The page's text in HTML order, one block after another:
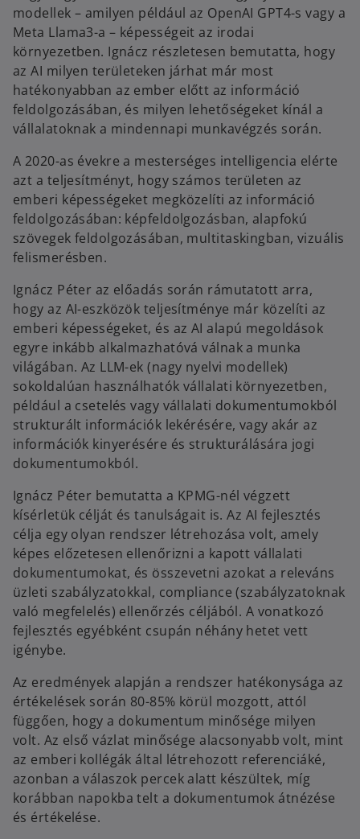
modellek – amilyen például az OpenAI GPT4-s vagy a
Meta Llama3-a – képességeit az irodai
környezetben. Ignácz részletesen bemutatta, hogy
az AI milyen területeken járhat már most
hatékonyabban az ember előtt az információ
feldolgozásában, és milyen lehetőségeket kínál a
vállalatoknak a mindennapi munkavégzés során.
A 2020-as évekre a mesterséges intelligencia elérte
azt a teljesítményt, hogy számos területen az
emberi képességeket megközelíti az információ
feldolgozásában: képfeldolgozásban, alapfokú
szövegek feldolgozásában, multitaskingban, vizuális
felismerésben.
Ignácz Péter az előadás során rámutatott arra,
hogy az AI-eszközök teljesítménye már közelíti az
emberi képességeket, és az AI alapú megoldások
egyre inkább alkalmazhatóvá válnak a munka
világában. Az LLM-ek (nagy nyelvi modellek)
sokoldalúan használhatók vállalati környezetben,
például a csetelés vagy vállalati dokumentumokból
strukturált információk lekérésére, vagy akár az
információk kinyerésére és strukturálására jogi
dokumentumokból.
Ignácz Péter bemutatta a KPMG-nél végzett
kísérletük célját és tanulságait is. Az AI fejlesztés
célja egy olyan rendszer létrehozása volt, amely
képes előzetesen ellenőrizni a kapott vállalati
dokumentumokat, és összevetni azokat a releváns
üzleti szabályzatokkal, compliance (szabályzatoknak
való megfelelés) ellenőrzés céljából. A vonatkozó
fejlesztés egyébként csupán néhány hetet vett
igénybe.
Az eredmények alapján a rendszer hatékonysága az
értékelések során 80-85% körül mozgott, attól
függően, hogy a dokumentum minősége milyen
volt. Az első vázlat minősége alacsonyabb volt, mint
az emberi kollégák által létrehozott referenciáké,
azonban a válaszok percek alatt készültek, míg
korábban napokba telt a dokumentumok átnézése
és értékelése.